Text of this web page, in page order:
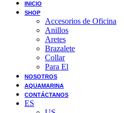
INICIO
SHOP
Accesorios de Oficina
Anillos
Aretes
Brazalete
Collar
Para El
NOSOTROS
AQUAMARINA
CONTÁCTANOS
ES